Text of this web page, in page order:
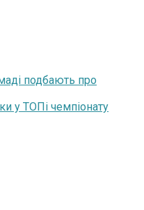
подбають про
у ТОПі чемпіонату